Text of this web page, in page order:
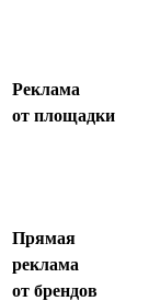
Реклама
от площадки
Прямая
реклама
от брендов